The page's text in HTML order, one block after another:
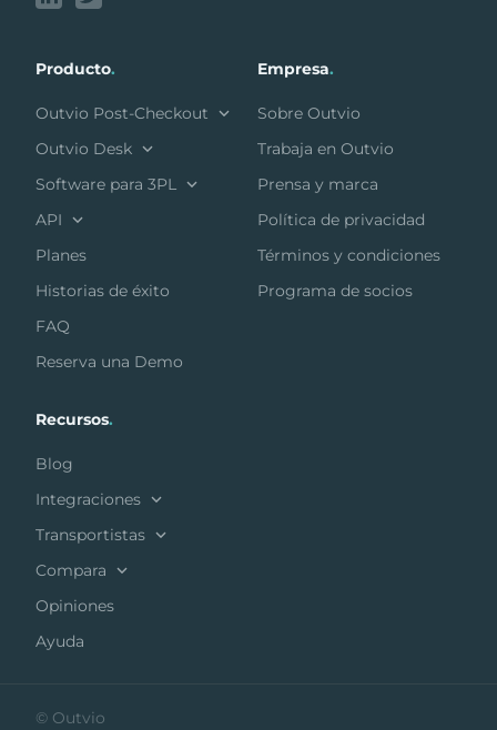
Producto.
Outvio Post-Checkout
Outvio Desk
Software para 3PL
API
Planes
Historias de éxito
FAQ
Reserva una Demo
Empresa.
Sobre Outvio
Trabaja en Outvio
Prensa y marca
Política de privacidad
Términos y condiciones
Programa de socios
Recursos.
Blog
Integraciones
Transportistas
Compara
Opiniones
Ayuda
© Outvio